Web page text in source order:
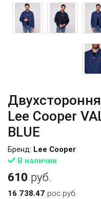
Lee Cooper
BLUE
В наличии
Бренд: Lee Cooper
610 руб.
16 738.47 рос.руб.